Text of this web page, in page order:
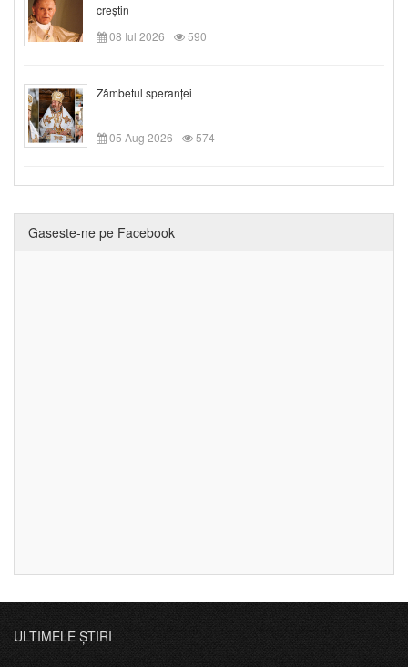
creștin
08 Iul 2026
590
Zâmbetul speranței
05 Aug 2026 574
Gaseste-ne pe Facebook
ULTIMELE ȘTIRI